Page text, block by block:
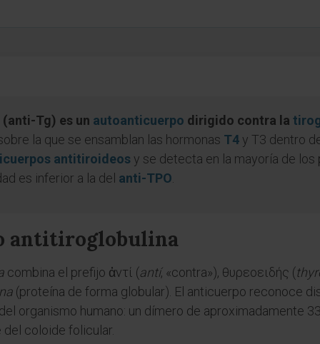
Tg) es un autoanticuerpo dirigido contra la
la que se ensamblan las hormonas T4 y T3 dentro
antitiroideos y se detecta en la mayoría de
es inferior a la del anti-TPO
antitiroglobulina
combina el prefijo ἀντί (antí, «contra»), θυρεοειδής (
(proteína de forma globular). El anticuerpo reconoce
organismo humano: un dímero de aproximadamente
coloide folicular.